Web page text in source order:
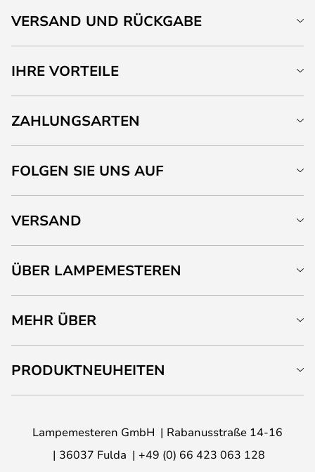
VERSAND UND RÜCKGABE
IHRE VORTEILE
ZAHLUNGSARTEN
FOLGEN SIE UNS AUF
VERSAND
ÜBER LAMPEMESTEREN
MEHR ÜBER
PRODUKTNEUHEITEN
Lampemesteren GmbH
Rabanusstraße 14-16
36037 Fulda
+49 (0) 66 423 063 128